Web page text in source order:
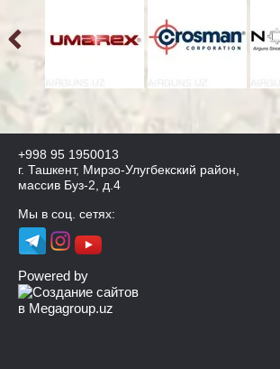
+998 95 1950013
г. Ташкент, Мирзо-Улугбекский район,
массив Буз-2, д.4
Мы в соц. сетях:
Powered by